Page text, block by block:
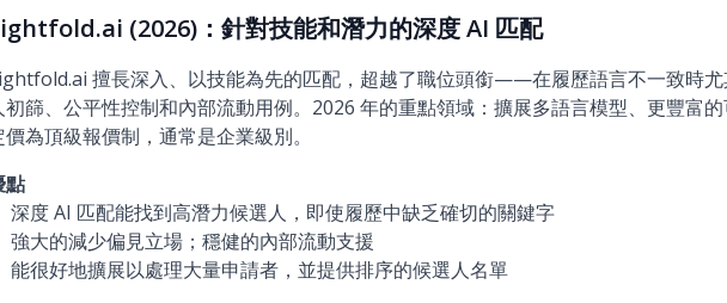
(2026)：針對技能和潛力的深度 AI 匹配
擅長深入、以技能為先的匹配，超越了職位頭銜——在履歷語言不一致時
初篩、公平性控制和內部流動用例。2026 年的重點領域：擴展多語言模型、更豐富的
價為頂級報價制，通常是企業級別。
點
深度 AI 匹配能找到高潛力候選人，即使履歷中缺乏確切的關鍵字
強大的減少偏見立場；穩健的內部流動支援
能很好地擴展以處理大量申請者，並提供排序的候選人名單